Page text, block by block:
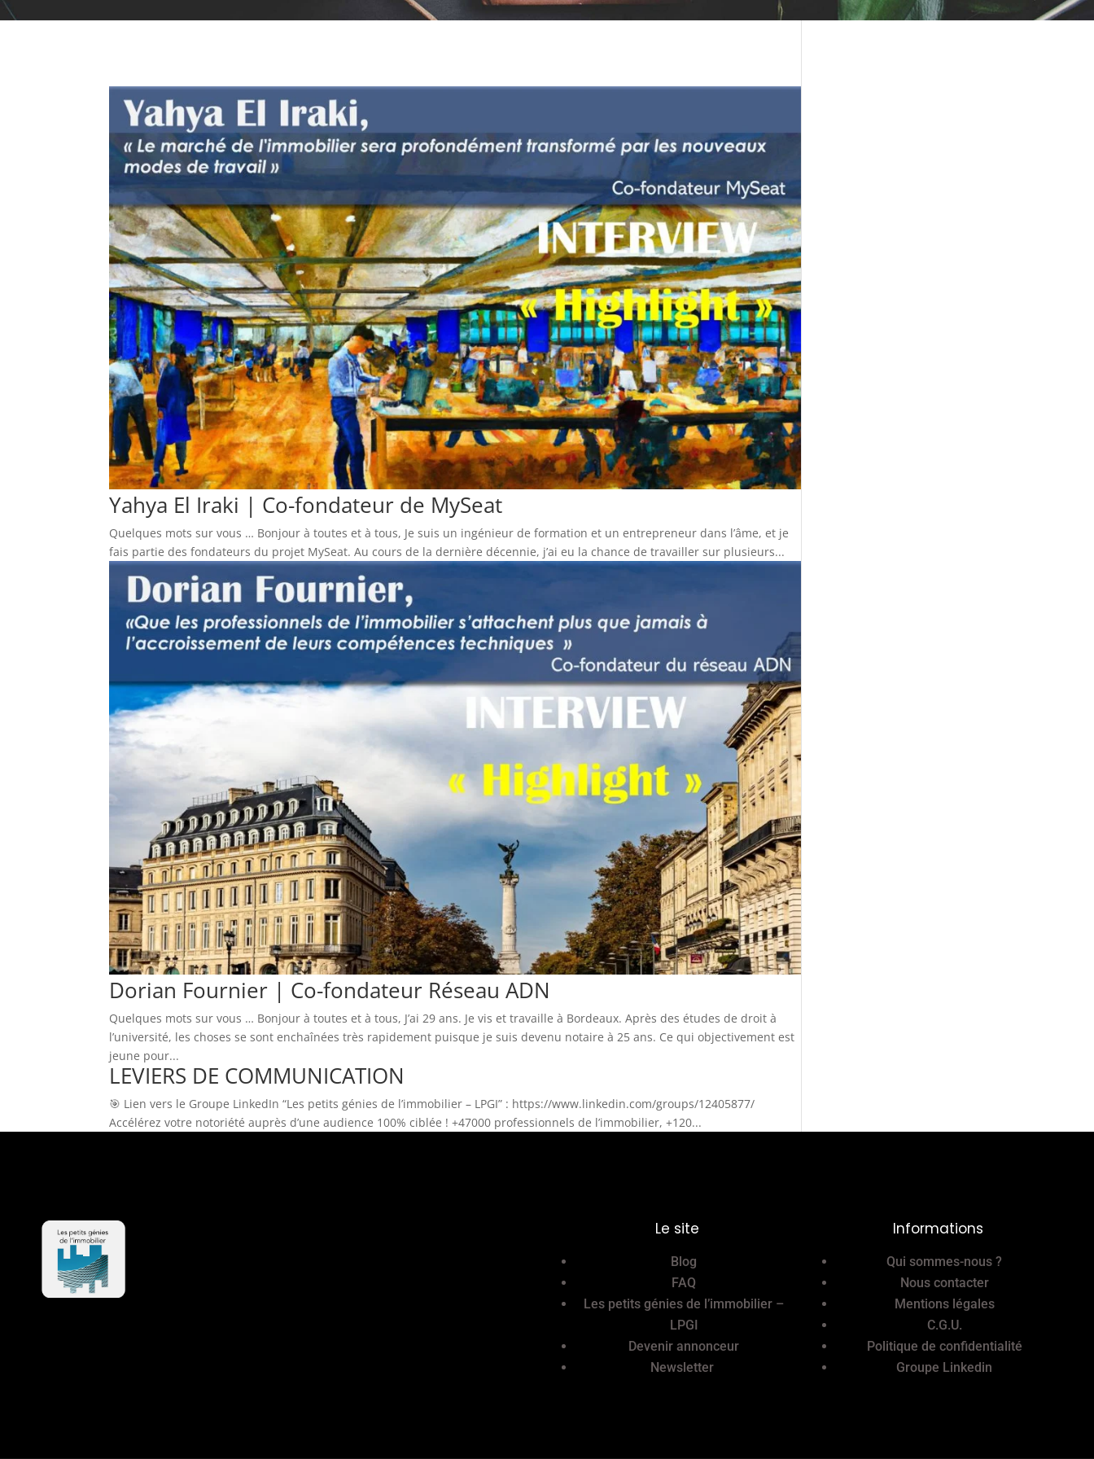
Yahya El Iraki | Co-fondateur de MySeat
Quelques mots sur vous … Bonjour à toutes et à tous, Je suis un ingénieur de formation et un entrepreneur dans l’âme, et je
fais partie des fondateurs du projet MySeat. Au cours de la dernière décennie, j’ai eu la chance de travailler sur plusieurs...
Dorian Fournier | Co-fondateur Réseau ADN
Quelques mots sur vous … Bonjour à toutes et à tous, J’ai 29 ans. Je vis et travaille à Bordeaux. Après des études de droit à
l’université, les choses se sont enchaînées très rapidement puisque je suis devenu notaire à 25 ans. Ce qui objectivement est
jeune pour...
LEVIERS DE COMMUNICATION
🎯 Lien vers le Groupe LinkedIn “Les petits génies de l’immobilier – LPGI” : https://www.linkedin.com/groups/12405877/
Accélérez votre notoriété auprès d’une audience 100% ciblée ! +47000 professionnels de l’immobilier, +120...
Le site
Blog
FAQ
Les petits génies de l’immobilier –
LPGI
Devenir annonceur
Newsletter
Informations
Qui sommes-nous ?
Nous contacter
Mentions légales
C.G.U.
Politique de confidentialité
Groupe Linkedin